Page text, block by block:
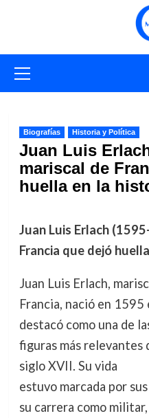
primario
Biografías Historia y Política
Juan Luis
mariscal de
huella en la
Juan Luis Erlach
Francia que dejó
Juan Luis Erlach,
Francia, nació en 1595
destacó como una de
figuras más
siglo XVII. Su vida
estuvo marcada por
su carrera como militar,